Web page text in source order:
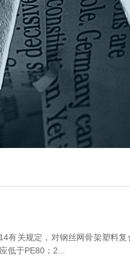
有关规定，对钢丝网骨架塑料
低于PE80；2...